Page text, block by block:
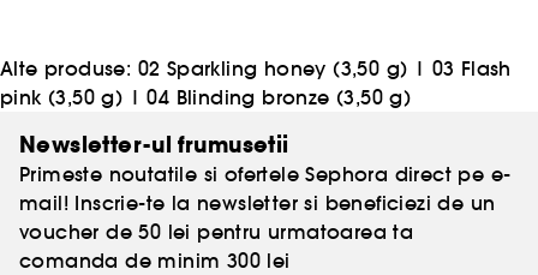
Alte produse: 02 Sparkling honey (3,50 g) | 03 Flash
pink (3,50 g) |04 Blinding bronze (3,50 g)
Newsletter-ul frumusetii
Primeste noutatile si ofertele Sephora direct pe e-
mail! Inscrie-te la newsletter si beneficiezi de un
voucher de 50 lei pentru urmatoarea ta
comanda de minim 300 lei